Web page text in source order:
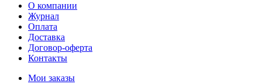
О компании
Журнал
Оплата
Доставка
Договор-оферта
Контакты
Мои заказы